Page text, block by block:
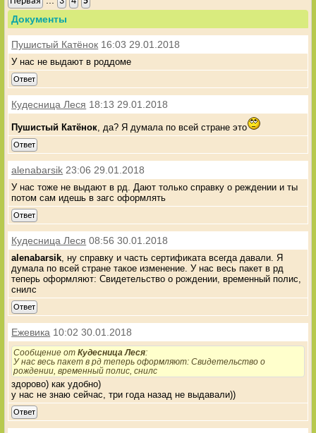
Документы
Пушистый Катёнок 16:03 29.01.2018
У нас не выдают в роддоме
Ответ
Кудесница Леся 18:13 29.01.2018
Пушистый Катёнок , да? Я думала по всей стране это
Ответ
alenabarsik 23:06 29.01.2018
У нас тоже не выдают в рд. Дают только справку о реждении и ты
потом сам идешь в загс оформлять
Ответ
Кудесница Леся 08:56 30.01.2018
alenabarsik , ну справку и часть сертификата всегда давали. Я
думала по всей стране такое изменение. У нас весь пакет в рд
теперь оформляют: Свидетельство о рождении, временный полис,
снилс
Ответ
Ежевика 10:02 30.01.2018
Сообщение отКудесница Леся:
У нас весь пакет в рд теперь оформляют: Свидетельство о
рождении, временный полис, снилс
здорово) как удобно)
у нас не знаю сейчас, три года назад не выдавали))
Ответ